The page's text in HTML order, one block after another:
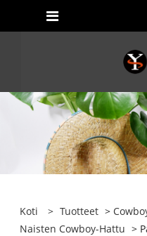
Koti > Tuotteet >
Naisten Cowboy-Hattu >